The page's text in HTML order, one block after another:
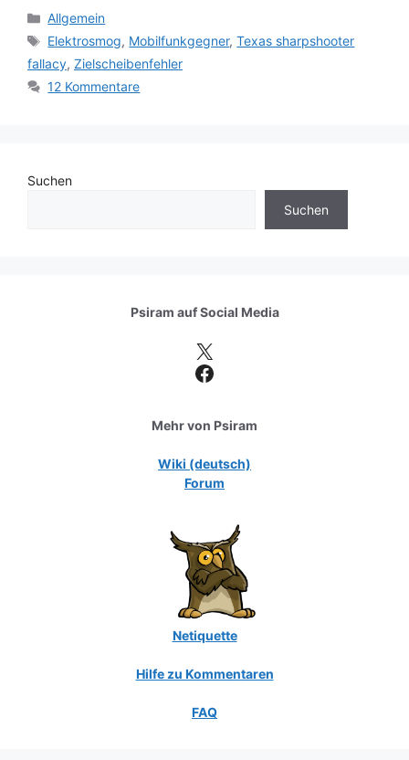
Kategorien
Allgemein
Schlagwörter
Elektrosmog, Mobilfunkgegner,Texas sharpshooter
fallacy, Zielscheibenfehler
12 Kommentare
Suchen
Suchen
Psiram aufSocial Media
X
Facebook
Mehr von Psiram
Wiki (deutsch)
Forum
Netiquette
Hilfe zu Kommentaren
FAQ